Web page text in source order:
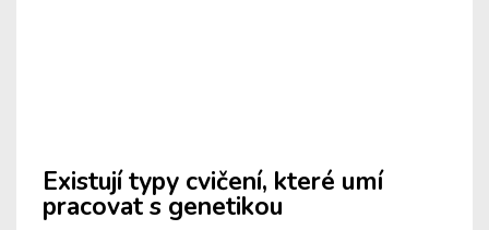
Existují typy cvičení, které umí
pracovat s genetikou